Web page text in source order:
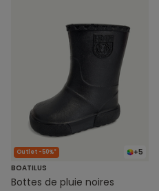
+5
Outlet -50%*
BOATILUS
Bottes de pluie noires